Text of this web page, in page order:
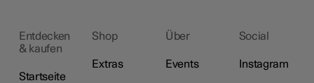
Entdecken
& kaufen
Startseite
Shop
Extras
Über
Events
Social
Instagram